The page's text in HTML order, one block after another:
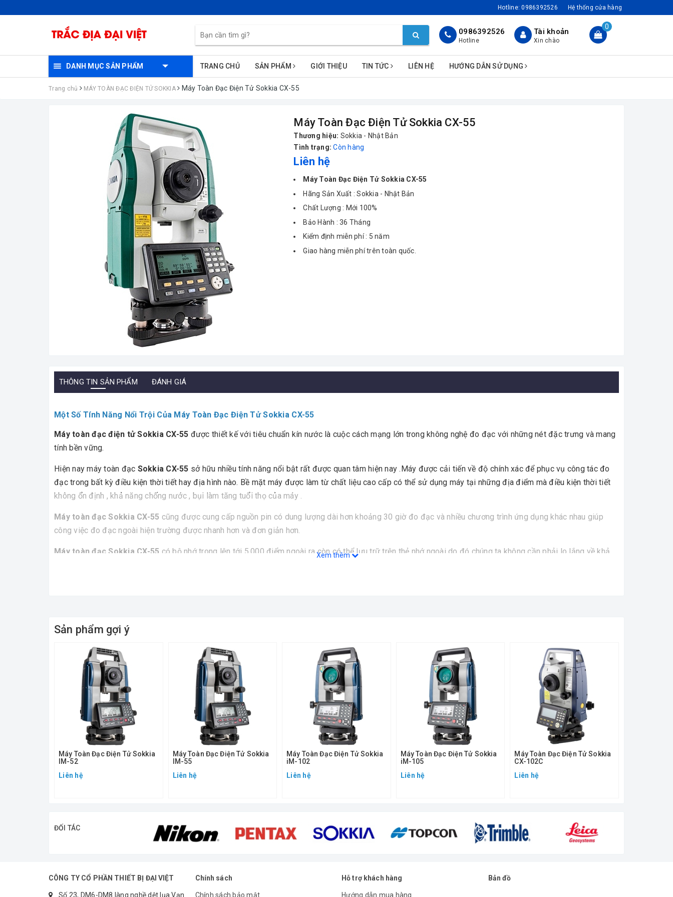
Hotline:0986392526 Hệ thống cửa hàng
0986392526
Hotline
Tài khoản
Xin chào
0
DANH MỤC SẢN PHẨM TRANG CHỦ SẢN PHẨM GIỚI THIỆU TIN TỨC LIÊN HỆ HƯỚNG DẪN SỬ DỤNG
Trang chủ MÁY TOÀN ĐẠC ĐIỆN TỬ SOKKIA Máy Toàn Đạc Điện Tử Sokkia CX-55
Máy Toàn Đạc Điện Tử Sokkia CX-55
Thương hiệu: Sokkia - Nhật Bản
Tình trạng: Còn hàng
Liên hệ
Máy Toàn Đạc Điện Tử Sokkia CX-55
Hãng Sản Xuất : Sokkia - Nhật Bản
Chất Lượng : Mới 100%
Bảo Hành : 36 Tháng
Kiểm định miễn phí : 5 năm
Giao hàng miễn phí trên toàn quốc.
THÔNG TIN SẢN PHẨM ĐÁNH GIÁ
Một Số Tính Năng Nổi Trội Của Máy Toàn Đạc Điện Tử Sokkia CX-55
Máy toàn đạc điện tử Sokkia CX-55 được thiết kế với tiêu chuẩn kín nước là cuộc cách mạng lớn trong không nghệ đo đạc với những nét đặc trưng và mang
tính bền vững.
Hiện nay máy toàn đạc Sokkia CX-55 sở hữu nhiều tính năng nổi bật rất được quan tâm hiện nay .Máy được cải tiến về độ chính xác để phục vụ công tác đo
đạc trong bất kỳ điều kiện thời tiết hay địa hình nào. Bề mặt máy được làm từ chất liệu cao cấp có thể sử dụng máy tại những địa điểm mà điều kiện thời tiết
không ổn định , khả năng chống nước , bụi làm tăng tuổi thọ của máy .
Máy toàn đạc Sokkia CX-55 cũng được cung cấp nguồn pin có dung lượng dài hơn khoảng 30 giờ đo đạc và nhiều chương trình ứng dụng khác nhau giúp
công việc đo đạc ngoài hiện trường được nhanh hơn và đơn giản hơn.
Máy toàn đạc Sokkia CX-55 có bộ nhớ trong lên tới 5,000 điểm ngoài ra còn có thể lưu trữ trên thẻ nhớ ngoài do đó chúng ta không cần phải lo lắng về khả
- Độ chính xác đo góc: ±5”
- Độ chính xác đo cạnh:± 3mm+2ppm x D
- Bộ nhớ 5.000 điểm.
- Màn hình hiển thị LCD : 01
- Độ phóng đại ống kính: 30X
- Ảnh thật
- Trường nhìn 1°30'
- Dọi tâm quang học
- Đường kính kính vật: 45 mm
- Tiêu cự: 1.3 m đến vô cực
Xem thêm
Sản phẩm gợi ý
Máy Toàn Đạc Điện Tử Sokkia
IM-52
Liên hệ
Máy Toàn Đạc Điện Tử Sokkia
IM-55
Liên hệ
Máy Toàn Đạc Điện Tử Sokkia
iM-102
Liên hệ
Máy Toàn Đạc Điện Tử Sokkia
iM-105
Liên hệ
Máy Toàn Đạc Điện Tử Sokkia
CX-102C
Liên hệ
ĐỐI TÁC
CÔNG TY CỔ PHẦN THIẾT BỊ ĐẠI VIỆT
Số 23, DM6-DM8 làng nghề dệt lụa Vạn
Chính sách
Chính sách bảo mật
Hỗ trợ khách hàng
Hướng dẫn mua hàng
Bản đồ